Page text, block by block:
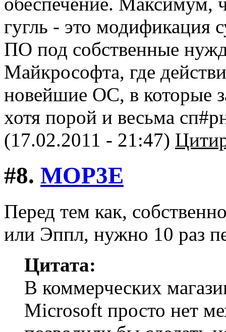
гугль - это модификация
ПО под собственные
Майкрософта, где
новейшие ОС, в которые
хотя порой и весьма
(17.02.2011 - 21:47)
#8. MOP3E
Перед тем как,
или Эппл, нужно 10 раз
Цитата:
В коммерческих
Microsoft просто нет